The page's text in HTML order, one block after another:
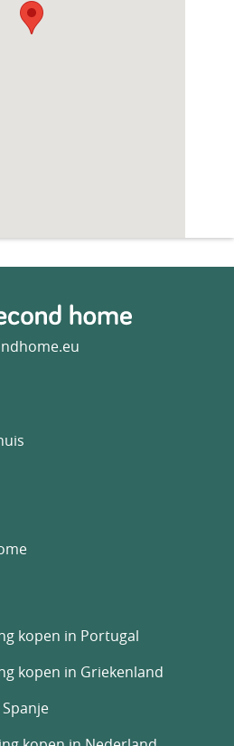
kopen in Portugal
kopen in Griekenland